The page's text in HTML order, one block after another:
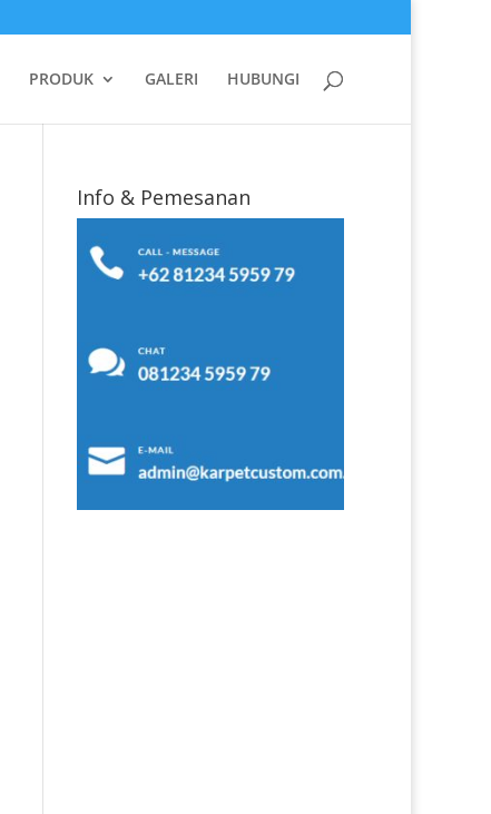
PRODUK GALERI HUBUNGI
Info & Pemesanan